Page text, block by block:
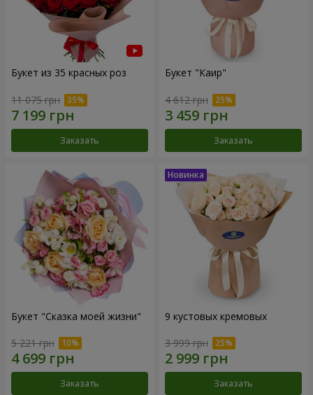
Букет из 35 красных роз
11 075 грн
Заказать
Букет "Каир"
4 612 грн
Заказать
Букет "Сказка моей жизни"
5 221 грн
Заказать
9 кустовых кремовых
3 999 грн
Заказать